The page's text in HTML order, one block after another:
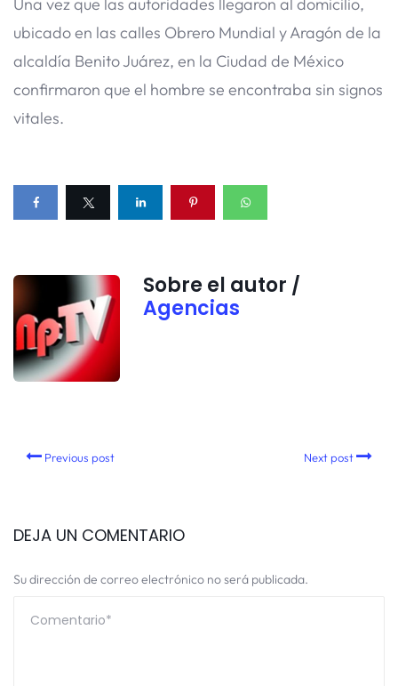
Una vez que las autoridades llegaron al domicilio,
ubicado en las calles Obrero Mundial y Aragón de la
alcaldía Benito Juárez, en la Ciudad de México
confirmaron que el hombre se encontraba sin signos
vitales.
Sobre el autor /
Agencias
Previous post Next post
DEJA UN COMENTARIO
Su dirección de correo electrónico no será publicada.